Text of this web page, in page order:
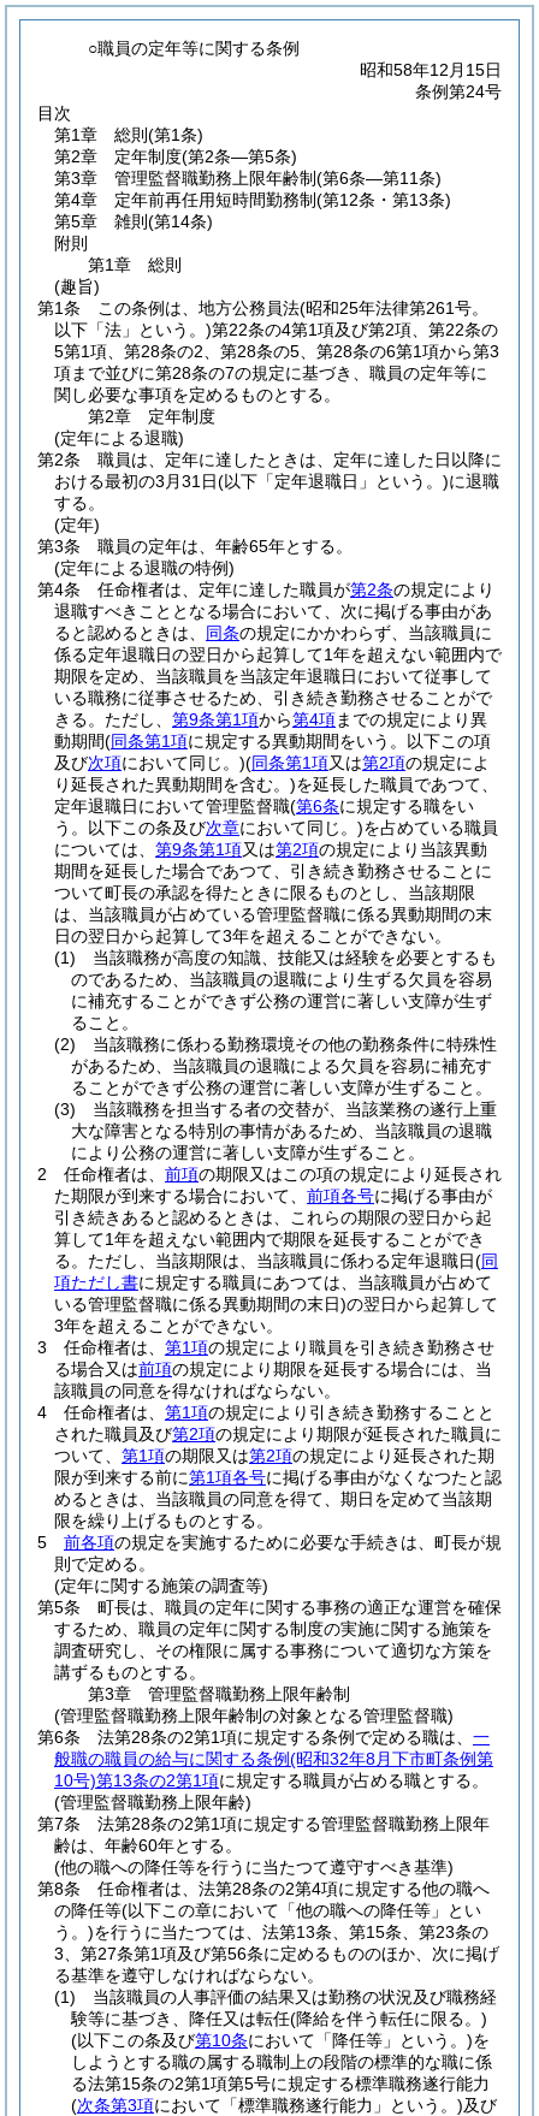
○職員の定年等に関する条例
昭和58年12月15日
条例第24号
目次
第1章
総則 (第1条)
第2章
定年制度(第2条―第5条)
第3章
管理監督職勤務上限年齢制(第6条―第11条)
第4章
定年前再任用短時間勤務制(第12条・第13条)
第5章
雑則 (第14条)
附則
第1章
総則
(趣旨)
第1条
この条例は、地方公務員法(昭和25年法律第261号。
以下「法」という。)第22条の4第1項及び第2項、第22条の
5第1項、第28条の2、第28条の5、第28条の6第1項から第3
項まで並びに第28条の7の規定に基づき、職員の定年等に
関し必要な事項を定めるものとする。
第2章
定年制度
(定年による退職)
第2条
職員は、定年に達したときは、定年に達した日以降に
おける最初の3月31日(以下「定年退職日」という。)に退職
する。
(定年)
第3条
職員の定年は、年齢65年とする。
(定年による退職の特例)
第4条
任命権者は、定年に達した職員が第2条の規定により
退職すべきこととなる場合において、次に掲げる事由があ
ると認めるときは、 同条の規定にかかわらず、当該職員に
係る定年退職日の翌日から起算して1年を超えない範囲内で
期限を定め、当該職員を当該定年退職日において従事して
いる職務に従事させるため、引き続き勤務させることがで
きる。 ただし、 第9条第1項から第4項までの規定により異
動期間(同条第1項に規定する異動期間をいう。以下この項
及び次項において同じ。)(同条第1項又は第2項の規定によ
り延長された異動期間を含む。)を延長した職員であつて、
定年退職日において管理監督職(第6条に規定する職をい
う。以下この条及び次章において同じ。)を占めている職員
については、 第9条第1項又は第2項の規定により当該異動
期間を延長した場合であつて、引き続き勤務させることに
ついて町長の承認を得たときに限るものとし、当該期限
は、当該職員が占めている管理監督職に係る異動期間の末
日の翌日から起算して3年を超えることができない。
(1)
当該職務が高度の知識、技能又は経験を必要とするも
のであるため、当該職員の退職により生ずる欠員を容易
に補充することができず公務の運営に著しい支障が生ず
ること。
(2)
当該職務に係わる勤務環境その他の勤務条件に特殊性
があるため、当該職員の退職による欠員を容易に補充す
ることができず公務の運営に著しい支障が生ずること。
(3)
当該職務を担当する者の交替が、当該業務の遂行上重
大な障害となる特別の事情があるため、当該職員の退職
により公務の運営に著しい支障が生ずること。
2
任命権者は、 前項の期限又はこの項の規定により延長され
た期限が到来する場合において、 前項各号に掲げる事由が
引き続きあると認めるときは、これらの期限の翌日から起
算して1年を超えない範囲内で期限を延長することができ
る。 ただし、当該期限は、当該職員に係わる定年退職日(同
項ただし書に規定する職員にあつては、当該職員が占めて
いる管理監督職に係る異動期間の末日)の翌日から起算して
3年を超えることができない。
3
任命権者は、 第1項の規定により職員を引き続き勤務させ
る場合又は前項の規定により期限を延長する場合には、当
該職員の同意を得なければならない。
4
任命権者は、 第1項の規定により引き続き勤務することと
された職員及び第2項の規定により期限が延長された職員に
ついて、 第1項の期限又は第2項の規定により延長された期
限が到来する前に第1項各号に掲げる事由がなくなつたと認
めるときは、当該職員の同意を得て、期日を定めて当該期
限を繰り上げるものとする。
5
前各項の規定を実施するために必要な手続きは、町長が規
則で定める。
(定年に関する施策の調査等)
第5条
町長は、職員の定年に関する事務の適正な運営を確保
するため、職員の定年に関する制度の実施に関する施策を
調査研究し、その権限に属する事務について適切な方策を
講ずるものとする。
第3章
管理監督職勤務上限年齢制
(管理監督職勤務上限年齢制の対象となる管理監督職)
第6条
法第28条の2第1項に規定する条例で定める職は、 一
般職の職員の給与に関する条例(昭和32年8月下市町条例第
10号)第13条の2第1項に規定する職員が占める職とする。
(管理監督職勤務上限年齢)
第7条
法第28条の2第1項に規定する管理監督職勤務上限年
齢は、年齢60年とする。
(他の職への降任等を行うに当たつて遵守すべき基準)
第8条
任命権者は、法第28条の2第4項に規定する他の職へ
の降任等(以下この章において「他の職への降任等」とい
う。)を行うに当たつては、法第13条、第15条、第23条の
3、第27条第1項及び第56条に定めるもののほか、次に掲げ
る基準を遵守しなければならない。
(1)
当該職員の人事評価の結果又は勤務の状況及び職務経
験等に基づき、降任又は転任(降給を伴う転任に限る。)
(以下この条及び第10条において「降任等」という。)を
しようとする職の属する職制上の段階の標準的な職に係
る法第15条の2第1項第5号に規定する標準職務遂行能力
(次条第3項において「標準職務遂行能力」という。)及び